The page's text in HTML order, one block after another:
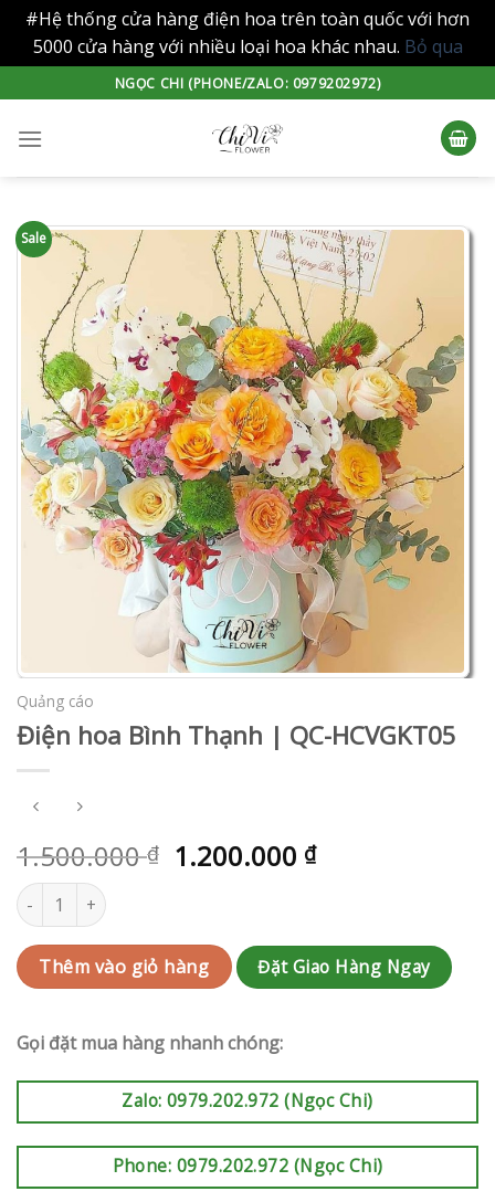
#Hệ thống cửa hàng điện hoa trên toàn quốc với hơn
5000 cửa hàng với nhiều loại hoa khác nhau. Bỏ qua
to
content
NGỌC CHI (PHONE/ZALO: 0979202972)
Sale
Quảng cáo
Điện hoa Bình Thạnh | QC-HCVGKT05
1.500.000₫ 1.200.000 ₫
Điện hoa Bình Thạnh | QC-HCVGKT05 số lượng
Thêm vào giỏ hàng Đặt Giao Hàng Ngay
Gọi đặt mua hàng nhanh chóng:
Zalo: 0979.202.972 (Ngọc Chi)
Phone: 0979.202.972 (Ngọc Chi)